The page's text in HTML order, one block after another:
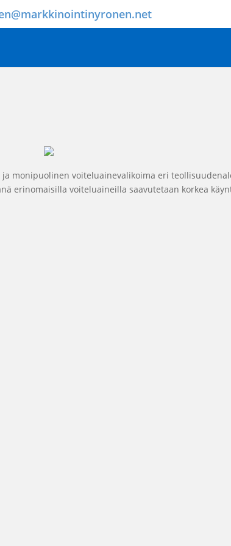
monipuolinen voiteluainevalikoima eri
erinomaisilla voiteluaineilla saavutetaan korkea